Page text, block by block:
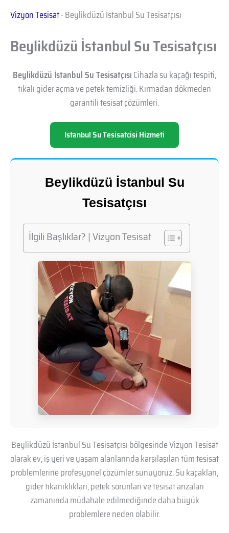
Vizyon Tesisat-Beylikdüzü İstanbul Su Tesisatçısı
Beylikdüzü İstanbul Su Tesisatçısı
Beylikdüzü İstanbul Su TesisatçısıCihazla su kaçağı tespiti,
tıkalı gider açma ve petek temizliği. Kırmadan dökmeden
garantili tesisat çözümleri.
Istanbul Su Tesisatcisi Hizmeti
Beylikdüzü İstanbul Su
Tesisatçısı
İlgili Başlıklar? | Vizyon Tesisat
Beylikdüzü İstanbul Su Tesisatçısı bölgesinde Vizyon Tesisat
olarak ev, iş yeri ve yaşam alanlarında karşılaşılan tüm tesisat
problemlerine profesyonel çözümler sunuyoruz. Su kaçakları,
gider tıkanıklıkları, petek sorunları ve tesisat arızaları
zamanında müdahale edilmediğinde daha büyük
problemlere neden olabilir.